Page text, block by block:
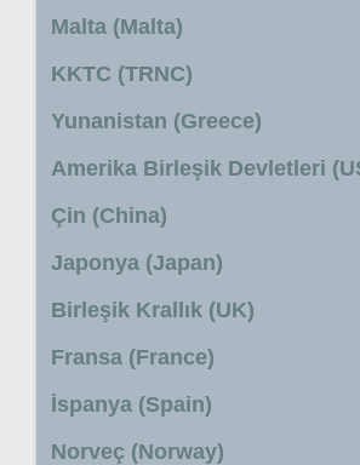
Malta (Malta)
KKTC (TRNC)
Yunanistan (Greece)
Amerika Birleşik Devletleri
Çin (China)
Japonya (Japan)
Birleşik Krallık (UK)
Fransa (France)
İspanya (Spain)
Norveç (Norway)